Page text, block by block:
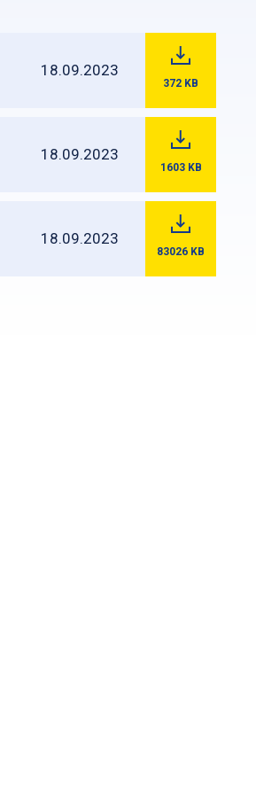
18.09.2023
372 KB
18.09.2023
1603 KB
18.09.2023
83026 KB